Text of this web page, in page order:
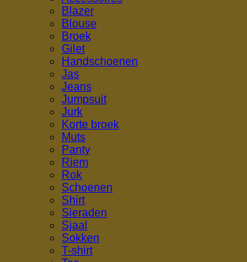
Blazer
Blouse
Broek
Gilet
Handschoenen
Jas
Jeans
Jumpsuit
Jurk
Korte broek
Muts
Panty
Riem
Rok
Schoenen
Shirt
Sieraden
Sjaal
Sokken
T-shirt